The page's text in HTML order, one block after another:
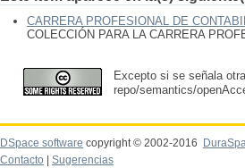
CARRERA PROFESIONAL DE
COLECCIÓN PARA LA CARRERA
Excepto si se señala
repo/semantics/
DSpace software copyright © 2002-2016
Contacto
Sugerencias